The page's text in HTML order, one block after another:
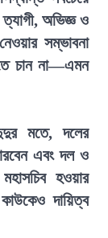
অভিজ্ঞ ও
সম্ভাবনা
চান না—এমন
মতে, দলের
এবং দল ও
হওয়ার
দায়িত্ব